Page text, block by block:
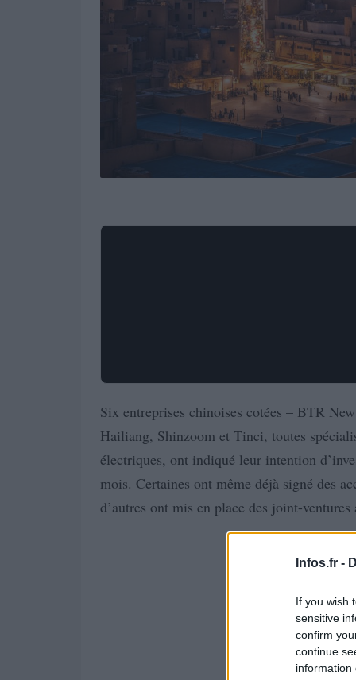
Infos.fr -
If you wish
sensitive
confirm
continue
information
Six entreprises chinoises cotées – BTR
Hailiang, Shinzoom et Tinci, toutes
électriques, ont indiqué leur intention
mois. Certaines ont même déjà signé des
d’autres ont mis en place des joint-